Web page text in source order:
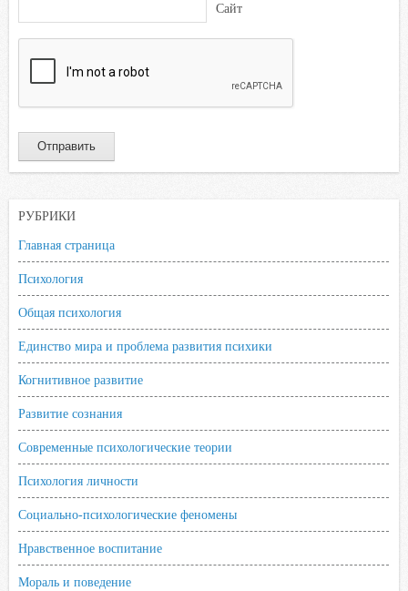
Сайт
РУБРИКИ
Главная страница
Психология
Общая психология
Единство мира и проблема развития психики
Когнитивное развитие
Развитие сознания
Современные психологические теории
Психология личности
Социально-психологические феномены
Нравственное воспитание
Мораль и поведение